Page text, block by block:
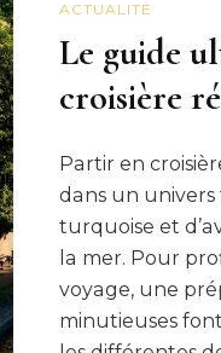
ACTUALITÉ
Le guide
croisière
Partir en
dans un univers
turquoise et
la mer. Pour
voyage, une
minutieuses